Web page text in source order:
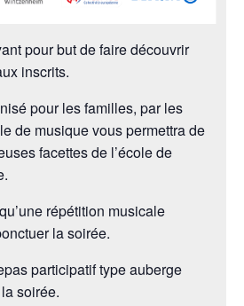
pour but de faire découvrir
inscrits.
pour les familles, par les
de musique vous permettra de
facettes de l’école de
répétition musicale
la soirée.
participatif type auberge
soirée.